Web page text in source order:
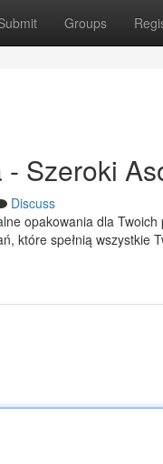
Groups
Szeroki
Discuss
opakowania dla
które spełnią wszystkie